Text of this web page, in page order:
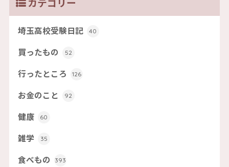
カテゴリー
埼玉高校受験日記 40
買ったもの 52
行ったところ 126
お金のこと 92
健康 60
雑学 35
食べもの 393